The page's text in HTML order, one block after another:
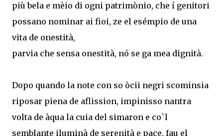
più bela e mèio di ogni patrimònio, che í genitori
possano nominar ai fioi, ze el esémpio de una
vita de onestità,
parvia che sensa onestità, nó se ga mea dignità.
Dopo quando la note con so òcii negri scominsia
riposar piena de aflission, impinisso nantra
volta de àqua la cuia del simaron e co`l
semblante iluminà de serenità e pace, fau el